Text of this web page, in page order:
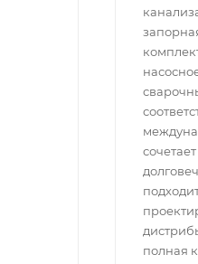
полная